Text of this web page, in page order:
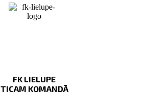
FK LIELUPE
TICAM KOMANDĀ